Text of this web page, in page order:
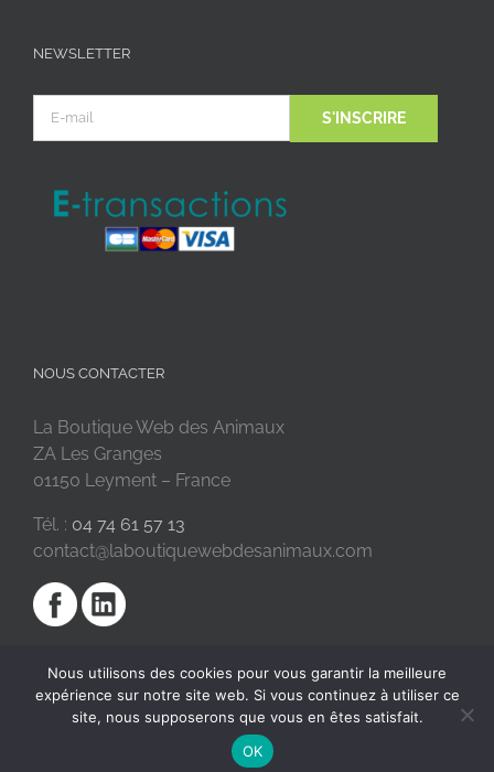
NEWSLETTER
NOUS CONTACTER
La Boutique Web des Animaux
ZA Les Granges
01150 Leyment – France
Tél. : 04 74 61 57 13
contact@laboutiquewebdesanimaux.com
2018 © La Boutique Web des Animaux | Réalisé par
Nous utilisons des cookies pour vous garantir la meilleure
expérience sur notre site web. Si vous continuez à utiliser ce
site, nous supposerons que vous en êtes satisfait.
OK